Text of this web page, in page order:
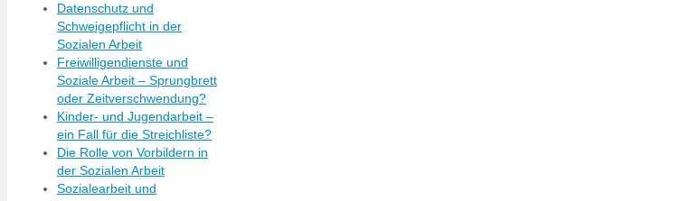
Datenschutz und
Schweigepflicht in der
Sozialen Arbeit
Freiwilligendienste und
Soziale Arbeit – Sprungbrett
oder Zeitverschwendung?
Kinder- und Jugendarbeit –
ein Fall für die Streichliste?
Die Rolle von Vorbildern in
der Sozialen Arbeit
Sozialearbeit und